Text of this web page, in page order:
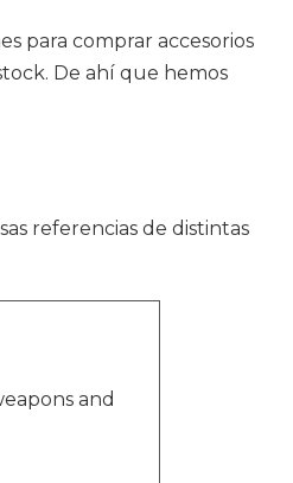
para comprar accesorios
De ahí que hemos
referencias de distintas
and